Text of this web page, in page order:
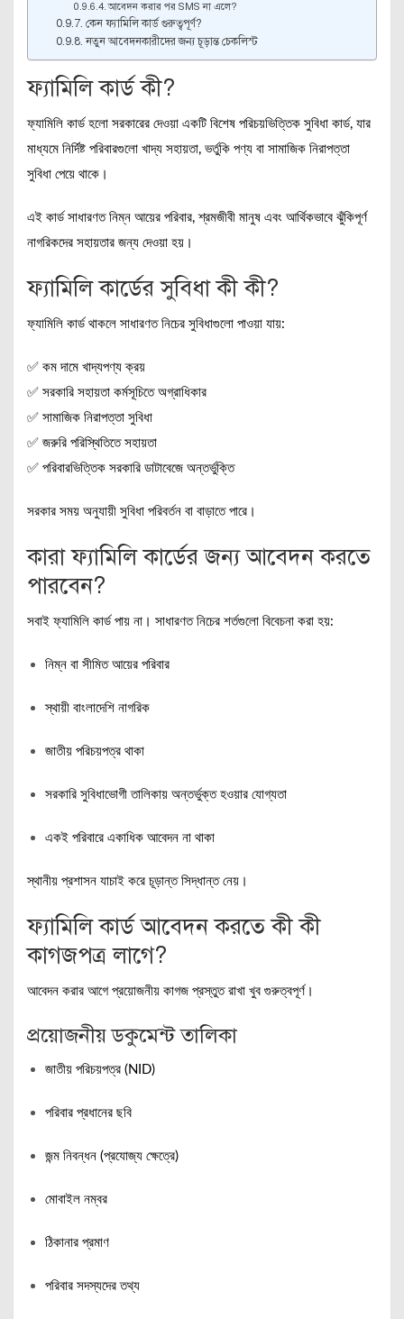
আবেদন করার পর SMS না এলে?
কেন ফ্যামিলি কার্ড গুরুত্বপূর্ণ?
নতুন আবেদনকারীদের জন্য চূড়ান্ত চেকলিস্ট
ফ্যামিলি কার্ড কী?
ফ্যামিলি কার্ড হলো সরকারের দেওয়া একটি বিশেষ পরিচয়ভিত্তিক সুবিধা কার্ড, যার
মাধ্যমে নির্দিষ্ট পরিবারগুলো খাদ্য সহায়তা, ভর্তুকি পণ্য বা সামাজিক নিরাপত্তা
সুবিধা পেয়ে থাকে।
এই কার্ড সাধারণত নিম্ন আয়ের পরিবার, শ্রমজীবী মানুষ এবং আর্থিকভাবে ঝুঁকিপূর্ণ
নাগরিকদের সহায়তার জন্য দেওয়া হয়।
ফ্যামিলি কার্ডের সুবিধা কী কী?
ফ্যামিলি কার্ড থাকলে সাধারণত নিচের সুবিধাগুলো পাওয়া যায়:
✅ কম দামে খাদ্যপণ্য ক্রয়
✅ সরকারি সহায়তা কর্মসূচিতে অগ্রাধিকার
✅ সামাজিক নিরাপত্তা সুবিধা
✅ জরুরি পরিস্থিতিতে সহায়তা
✅ পরিবারভিত্তিক সরকারি ডাটাবেজে অন্তর্ভুক্তি
সরকার সময় অনুযায়ী সুবিধা পরিবর্তন বা বাড়াতে পারে।
কারা ফ্যামিলি কার্ডের জন্য আবেদন করতে
পারবেন?
সবাই ফ্যামিলি কার্ড পায় না। সাধারণত নিচের শর্তগুলো বিবেচনা করা হয়:
নিম্ন বা সীমিত আয়ের পরিবার
স্থায়ী বাংলাদেশি নাগরিক
জাতীয় পরিচয়পত্র থাকা
সরকারি সুবিধাভোগী তালিকায় অন্তর্ভুক্ত হওয়ার যোগ্যতা
একই পরিবারে একাধিক আবেদন না থাকা
স্থানীয় প্রশাসন যাচাই করে চূড়ান্ত সিদ্ধান্ত নেয়।
ফ্যামিলি কার্ড আবেদন করতে কী কী
কাগজপত্র লাগে?
আবেদন করার আগে প্রয়োজনীয় কাগজ প্রস্তুত রাখা খুব গুরুত্বপূর্ণ।
প্রয়োজনীয় ডকুমেন্ট তালিকা
জাতীয় পরিচয়পত্র (NID)
পরিবার প্রধানের ছবি
জন্ম নিবন্ধন (প্রযোজ্য ক্ষেত্রে)
মোবাইল নম্বর
ঠিকানার প্রমাণ
পরিবার সদস্যদের তথ্য